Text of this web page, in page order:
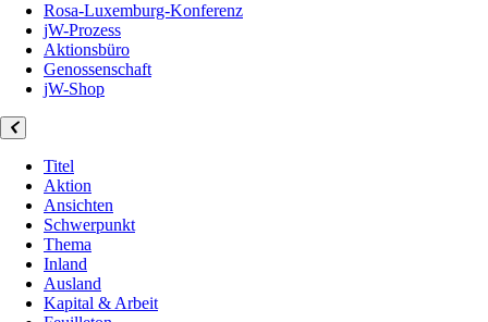
Rosa-Luxemburg-Konferenz
jW-Prozess
Aktionsbüro
Genossenschaft
jW-Shop
Titel
Aktion
Ansichten
Schwerpunkt
Thema
Inland
Ausland
Kapital & Arbeit